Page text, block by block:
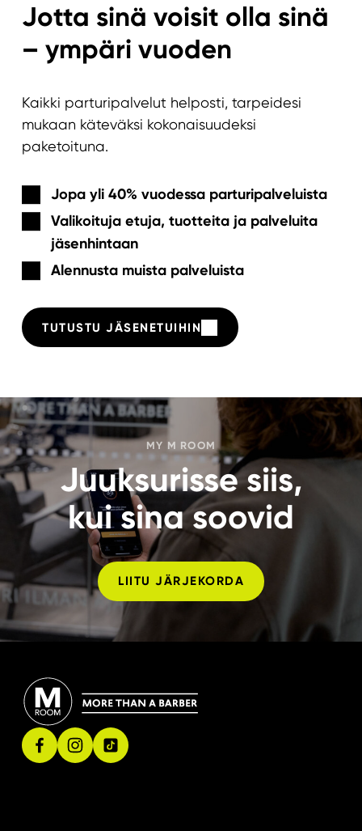
Jotta sinä voisit olla sinä
– ympäri vuoden
Kaikki parturipalvelut helposti, tarpeidesi
mukaan käteväksi kokonaisuudeksi
paketoituna.
Jopa yli 40% vuodessa parturipalveluista
Valikoituja etuja, tuotteita ja palveluita
jäsenhintaan
Alennusta muista palveluista
TUTUSTU JÄSENETUIHIN
MY M ROOM
Juuksurisse siis,
­kui sina soovid
LIITU JÄRJEKORDA